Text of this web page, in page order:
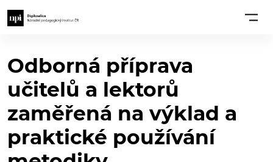
Odborná příprava
učitelů a lektorů
zaměřená na výklad a
praktické používání